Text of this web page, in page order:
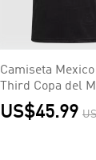
Camiseta Mexico
Third Copa del
Versión Hincha
US$45.99